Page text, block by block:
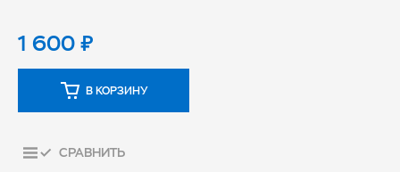
1 600₽
В КОРЗИНУ
СРАВНИТЬ